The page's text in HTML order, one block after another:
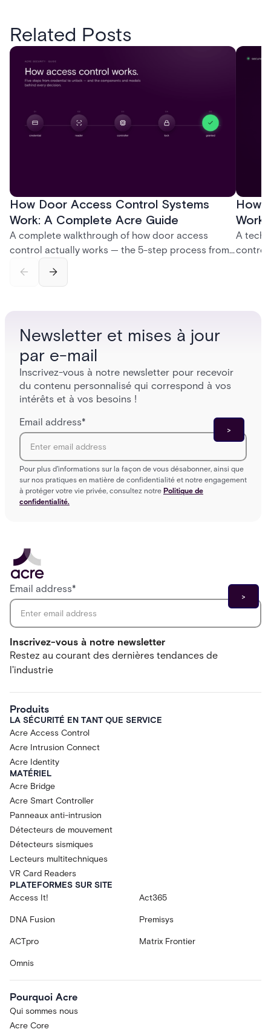
Related Posts
How Door Access Control Systems
Work: A Complete Acre Guide
A complete walkthrough of how door access
control actually works — the 5-step process from
credential swipe to unlock, the four core hardware
and software components, and the access control
How
A
control
Newsletter et mises à jour
par e-mail
Inscrivez-vous à notre newsletter pour recevoir
du contenu personnalisé qui correspond à vos
intérêts et à vos besoins !
Email address*
Pour plus d'informations sur la façon de vous désabonner, ainsi que
sur nos pratiques en matière de confidentialité et notre engagement
à protéger votre vie privée, consultez notre Politique de
confidentialité.
Inscrivez-vous à notre newsletter
Restez au courant des dernières tendances de
l'industrie
Email address*
Produits
LA SÉCURITÉ EN TANT QUE SERVICE
Acre Access Control
Acre Intrusion Connect
Acre Identity
MATÉRIEL
Acre Bridge
Acre Smart Controller
Panneaux anti-intrusion
Détecteurs de mouvement
Détecteurs sismiques
Lecteurs multitechniques
VR Card Readers
PLATEFORMES SUR SITE
Access It!
Act365
DNA Fusion Premisys
ACTpro Matrix Frontier
Omnis
Pourquoi Acre
Qui sommes nous
Acre Core